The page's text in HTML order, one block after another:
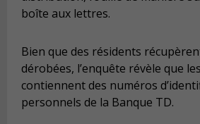
boîte aux lettres.
Bien que des résidents
dérobées, l’enquête révèle que
contiennent des numéros
personnels de la Banque TD.